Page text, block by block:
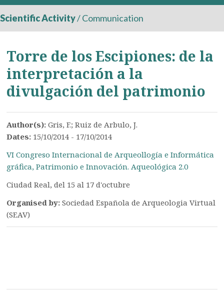
Scientific Activity/Communication
Torre de los Escipiones: de la
interpretación a la
divulgación del patrimonio
Author(s):Gris, F.; Ruiz de Arbulo, J.
Dates: 15/10/2014 - 17/10/2014
VI Congreso Internacional de Arqueollogía e Informática
gráfica, Patrimonio e Innovación. Aqueológica 2.0
Ciudad Real, del 15 al 17 d'octubre
Organised by:Sociedad Española de Arqueologia Virtual
(SEAV)